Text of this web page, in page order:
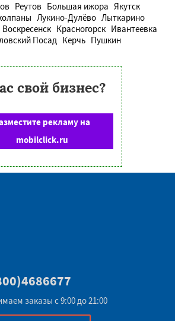
Реутов Большая ижора Якутск
Лукино-Дулёво Лыткарино
Воскресенск Красногорск Ивантеевка
Посад Керчь Пушкин
свой бизнес?
рекламу на
mobilclick.ru
заказы с 9:00 до 21:00